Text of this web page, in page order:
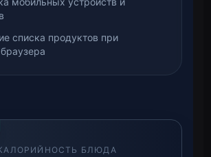
списка продуктов при
БЛЮДА